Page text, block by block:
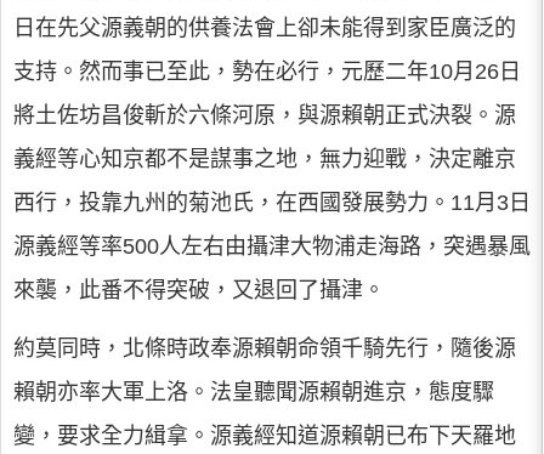
日在先父源義朝的供養法會上卻未能得到家臣廣泛的
支持。然而事已至此，勢在必行，元歷二年10月26日
將土佐坊昌俊斬於六條河原，與源賴朝正式決裂。源
義經等心知京都不是謀事之地，無力迎戰，決定離京
西行，投靠九州的菊池氏，在西國發展勢力。11月3日
源義經等率500人左右由攝津大物浦走海路，突遇暴風
來襲，此番不得突破，又退回了攝津。
約莫同時，北條時政奉源賴朝命領千騎先行，隨後源
賴朝亦率大軍上洛。法皇聽聞源賴朝進京，態度驟
變，要求全力緝拿。源義經知道源賴朝已布下天羅地